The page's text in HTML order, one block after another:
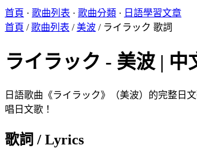
首頁 · 歌曲列表 · 歌曲分類 · 日語學習文章
首頁 /歌曲列表 /美波 / ライラック 歌詞
ライラック - 美波 | 中
日語歌曲《ライラック》（美波）的完整日
唱日文歌！
歌詞 / Lyrics